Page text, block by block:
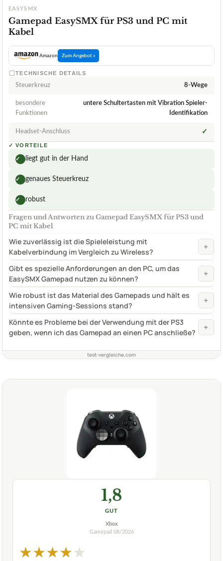
EASYSMX
Gamepad EasySMX für PS3 und PC mit
Kabel
Amazon Zum Angebot »
TECHNISCHE DETAILS
Steuerkreuz 8-Wege
besondere
Funktionen
untere Schultertasten mit Vibration Spieler-
Identifikation
Headset-Anschluss ✓
✓ VORTEILE
✓ liegt gut in der Hand
✓ genaues Steuerkreuz
✓ robust
Fragen und Antworten zu Gamepad EasySMX für PS3 und
PC mit Kabel
Wie zuverlässig ist die Spieleleistung mit
Kabelverbindung im Vergleich zu Wireless?
+
Gibt es spezielle Anforderungen an den PC, um das
EasySMX Gamepad nutzen zu können?
+
Wie robust ist das Material des Gamepads und hält es
intensiven Gaming-Sessions stand?
+
Könnte es Probleme bei der Verwendung mit der PS3
geben, wenn ich das Gamepad an einen PC anschließe?
+
test-vergleiche.com
1,8
GUT
Xbox
Gamepad 08/2026
★★★★★